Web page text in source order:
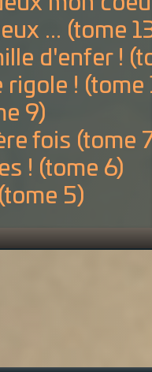
... (tome
d'enfer !
rigole ! (tome
9)
fois (tome
! (tome 6)
5)